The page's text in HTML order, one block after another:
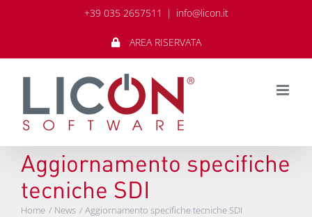
+39 035 2657511 | info@licon.it
AREA RISERVATA
Aggiornamento specifiche
tecniche SDI
Home News Aggiornamento specifiche tecniche SDI